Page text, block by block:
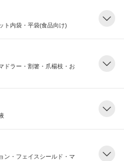
ト内袋・平袋(食品向け)
ドラー・割箸・爪楊枝・お
ン・フェイスシールド・マ